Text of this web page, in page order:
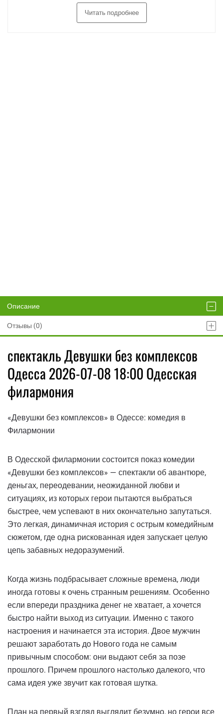
Читать подробнее
Описание
Отзывы (0)
спектакль Девушки без комплексов
Одесса 2026-07-08 18:00 Одесская
филармония
«Девушки без комплексов» в Одессе: комедия в
Филармонии
В Одесской филармонии состоится показ комедии
«Девушки без комплексов» — спектакли об авантюре,
деньгах, переодевании, неожиданной любви и
ситуациях, из которых герои пытаются выбраться
быстрее, чем успевают в них окончательно запутаться.
Это легкая, динамичная история с острым комедийным
сюжетом, где одна рискованная идея запускает целую
цепь забавных недоразумений.
Когда жизнь подбрасывает сложные времена, люди
иногда готовы к очень странным решениям. Особенно
если впереди праздника денег не хватает, а хочется
быстро найти выход из ситуации. Именно с такого
настроения и начинается эта история. Двое мужчин
решают заработать до Нового года не самым
привычным способом: они выдают себя за позе
прошлого. Причем прошлого настолько далекого, что
сама идея уже звучит как готовая шутка.
План на первый взгляд выглядит безумно, но герои все